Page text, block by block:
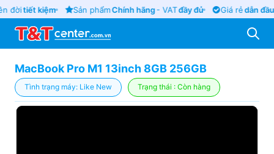
đờitiết kiệm Sản phẩmChính hãng- VATđầy đủ Giá rẻdẫn đầu
MacBook Pro M1 13inch 8GB 256GB
Tình trạng máy: Like New Trạng thái : Còn hàng